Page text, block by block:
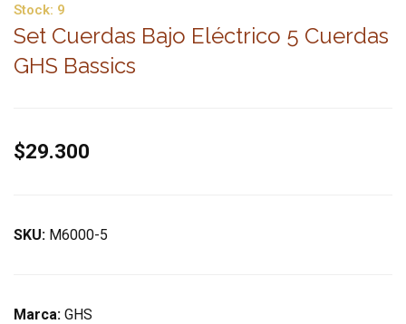
Stock: 9
Set Cuerdas Bajo Eléctrico 5 Cuerdas
GHS Bassics
$29.300
SKU: M6000-5
Marca: GHS